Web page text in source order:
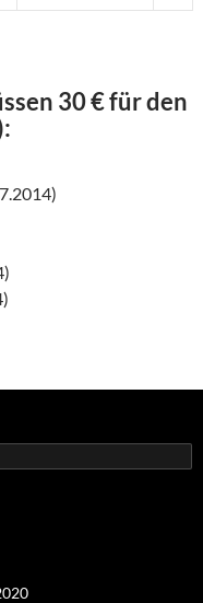
30 € für den